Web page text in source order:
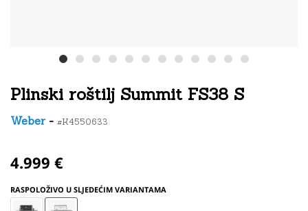
Plinski roštilj Summit FS38 S
Weber- #K4550633
4.999 €
RASPOLOŽIVO U SLJEDEĆIM VARIANTAMA